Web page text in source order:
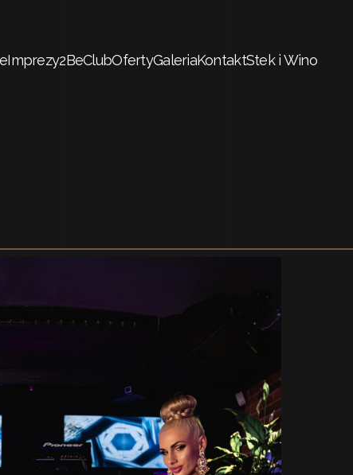
Imprezy2BeClubOfertyGaleriaKontaktStek i Wino